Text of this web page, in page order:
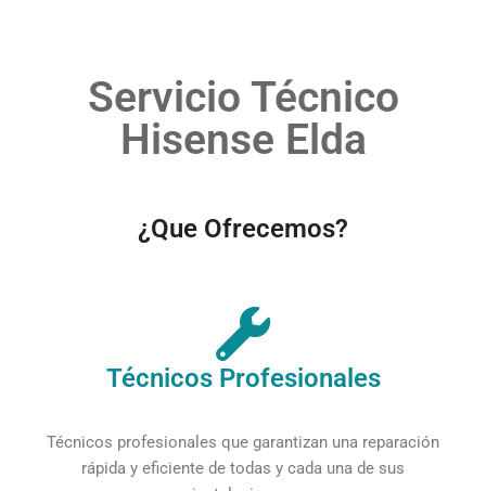
Servicio Técnico
Hisense Elda
¿Que Ofrecemos?
Técnicos Profesionales
Técnicos profesionales que garantizan una reparación
rápida y eficiente de todas y cada una de sus